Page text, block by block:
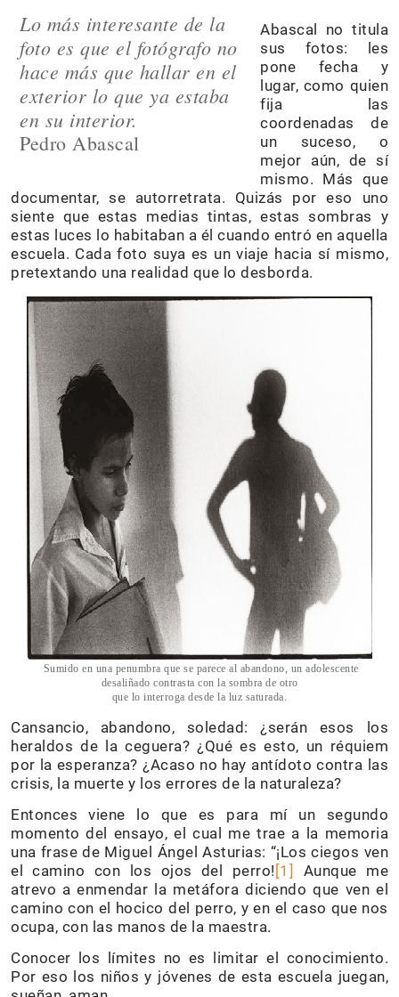
Lo más interesante de la
foto es que el fotógrafo no
hace más que hallar en el
exterior lo que ya estaba
en su interior.
Pedro Abascal
Abascal no titula
sus fotos: les
pone fecha y
lugar, como quien
fija las
coordenadas de
un suceso, o
mejor aún, de sí
mismo. Más que
documentar, se autorretrata. Quizás por eso uno
siente que estas medias tintas, estas sombras y
estas luces lo habitaban a él cuando entró en aquella
escuela. Cada foto suya es un viaje hacia sí mismo,
pretextando una realidad que lo desborda.
Sumido en una penumbra que se parece al abandono, un adolescente
desaliñado contrasta con la sombra de otro
que lo interroga desde la luz saturada.
Cansancio, abandono, soledad: ¿serán esos los
heraldos de la ceguera? ¿Qué es esto, un réquiem
por la esperanza? ¿Acaso no hay antídoto contra las
crisis, la muerte y los errores de la naturaleza?
Entonces viene lo que es para mí un segundo
momento del ensayo, el cual me trae a la memoria
una frase de Miguel Ángel Asturias: “¡Los ciegos ven
el camino con los ojos del perro! [1]
Aunque me
atrevo a enmendar la metáfora diciendo que ven el
camino con el hocico del perro, y en el caso que nos
ocupa, con las manos de la maestra.
Conocer los límites no es limitar el conocimiento.
Por eso los niños y jóvenes de esta escuela juegan,